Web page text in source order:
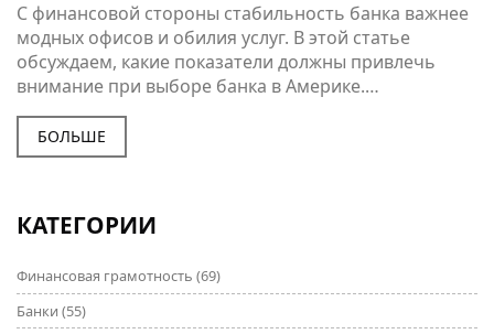
С финансовой стороны стабильность банка важнее
модных офисов и обилия услуг. В этой статье
обсуждаем, какие показатели должны привлечь
внимание при выборе банка в Америке.
Рассмотрим, какие банки имеют наибольшую
устойчивость в кризисные моменты. Также мы
поделимся полезными советами для инвесторов и
БОЛЬШЕ
КАТЕГОРИИ
Финансовая грамотность (69)
Банки (55)